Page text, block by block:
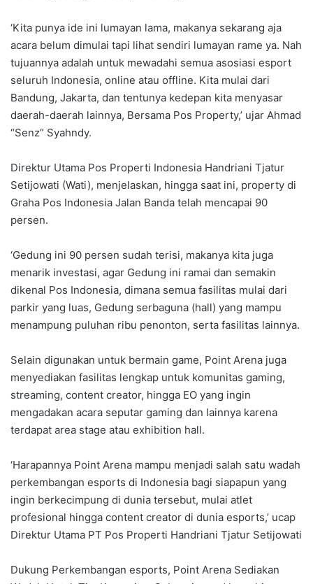
‘Kita punya ide ini lumayan lama, makanya sekarang aja
acara belum dimulai tapi lihat sendiri lumayan rame ya. Nah
tujuannya adalah untuk mewadahi semua asosiasi esport
seluruh Indonesia, online atau offline. Kita mulai dari
Bandung, Jakarta, dan tentunya kedepan kita menyasar
daerah-daerah lainnya, Bersama Pos Property,’ ujar Ahmad
“Senz” Syahndy.
Direktur Utama Pos Properti Indonesia Handriani Tjatur
Setijowati (Wati), menjelaskan, hingga saat ini, property di
Graha Pos Indonesia Jalan Banda telah mencapai 90
persen.
‘Gedung ini 90 persen sudah terisi, makanya kita juga
menarik investasi, agar Gedung ini ramai dan semakin
dikenal Pos Indonesia, dimana semua fasilitas mulai dari
parkir yang luas, Gedung serbaguna (hall) yang mampu
menampung puluhan ribu penonton, serta fasilitas lainnya.
Selain digunakan untuk bermain game, Point Arena juga
menyediakan fasilitas lengkap untuk komunitas gaming,
streaming, content creator, hingga EO yang ingin
mengadakan acara seputar gaming dan lainnya karena
terdapat area stage atau exhibition hall.
‘Harapannya Point Arena mampu menjadi salah satu wadah
perkembangan esports di Indonesia bagi siapapun yang
ingin berkecimpung di dunia tersebut, mulai atlet
profesional hingga content creator di dunia esports,’ ucap
Direktur Utama PT Pos Properti Handriani Tjatur Setijowati
Dukung Perkembangan esports, Point Arena Sediakan